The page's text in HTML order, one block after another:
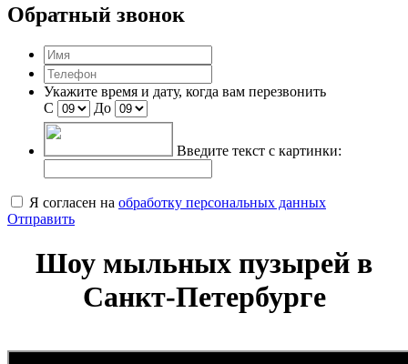
Обратный звонок
Укажите время и дату, когда вам перезвонить
С
До
Введите текст с картинки:
Я согласен на обработку персональных данных
Отправить
Шоу мыльных пузырей в
Санкт-Петербурге